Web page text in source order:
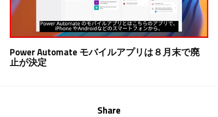
Power Automate モバイルアプリは８月末で廃
止が決定
Share